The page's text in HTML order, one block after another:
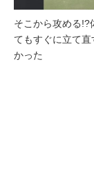
そこから攻める!?
てもすぐに立て
かった